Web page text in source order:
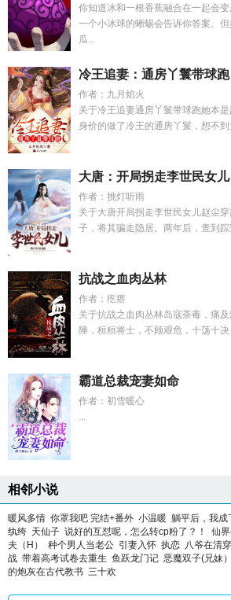
你知道冰和一根香蕉融合在一起会
一个小冰球的蜥蜴会告诉你答案。
瓜...
冷王追妻：通房丫鬟带球跑
作者：九月焰火
关于冷王追妻通房丫鬟带球跑她本
身价的做了冷王的通房丫鬟，想不
大唐：开局拐走李世民女儿
作者：挑灯听雨
关于大唐开局拐走李世民女儿赵尘
子，将其骗走隐居。两年后，查到
抗战之血肉丛林
作者：疙瘩
关于抗战之血肉丛林岛寇荼毒，痛
陲，桓桓将士，不顾艰危，十荡十
霸道总裁宠妻如命
作者：初雪暖心
...
相邻小说
暖风多情 你罩我吧 完结+番外 小温暖 躺平后，我成
纨绔 天仙子 说好的互怼呢，怎么转cp粉了？！ 仙
夫（H）
种个男人当老公 引妻入怀 执恋 八爷在清
战 带着高考试卷去重生 鱼跃龙门记 恶魔双子(兄妹）
的炮灰在古代教书 三十欢